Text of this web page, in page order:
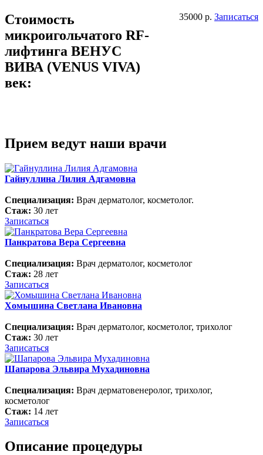
Стоимость
микроигольчатого RF-
лифтинга ВЕНУС
ВИВА (VENUS VIVA)
век:
35000 р. Записаться
Прием ведут наши врачи
Гайнуллина Лилия Адгамовна
Специализация: Врач дерматолог, косметолог.
Стаж: 30 лет
Записаться
Панкратова Вера Сергеевна
Специализация: Врач дерматолог, косметолог
Стаж: 28 лет
Записаться
Хомышина Светлана Ивановна
Специализация: Врач дерматолог, косметолог, трихолог
Стаж: 30 лет
Записаться
Шапарова Эльвира Мухадиновна
Специализация: Врач дерматовенеролог, трихолог,
косметолог
Стаж: 14 лет
Записаться
Описание процедуры